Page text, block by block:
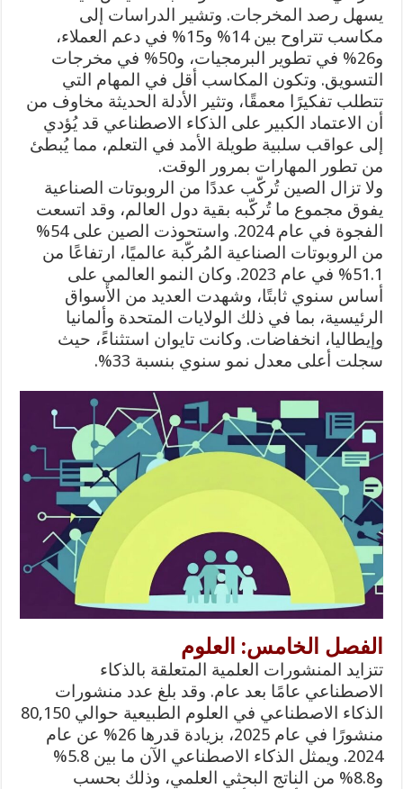
يسهل رصد المخرجات. وتشير الدراسات إلى
مكاسب تتراوح بين 14% و15% في دعم العملاء،
و26% في تطوير البرمجيات، و50% في مخرجات
التسويق. وتكون المكاسب أقل في المهام التي
تتطلب تفكيرًا معمقًا، وتثير الأدلة الحديثة مخاوف من
أن الاعتماد الكبير على الذكاء الاصطناعي قد يُؤدي
إلى عواقب سلبية طويلة الأمد في التعلم، مما يُبطئ
من تطور المهارات بمرور الوقت.
ولا تزال الصين تُركّب عددًا من الروبوتات الصناعية
يفوق مجموع ما تُركّبه بقية دول العالم، وقد اتسعت
الفجوة في عام 2024. واستحوذت الصين على 54%
من الروبوتات الصناعية المُركّبة عالميًا، ارتفاعًا من
51.1% في عام 2023. وكان النمو العالمي على
أساس سنوي ثابتًا، وشهدت العديد من الأسواق
الرئيسية، بما في ذلك الولايات المتحدة وألمانيا
وإيطاليا، انخفاضات. وكانت تايوان استثناءً، حيث
سجلت أعلى معدل نمو سنوي بنسبة 33%.
الفصل الخامس: العلوم
تتزايد المنشورات العلمية المتعلقة بالذكاء
الاصطناعي عامًا بعد عام. وقد بلغ عدد منشورات
الذكاء الاصطناعي في العلوم الطبيعية حوالي 80,150
منشورًا في عام 2025، بزيادة قدرها 26% عن عام
2024. ويمثل الذكاء الاصطناعي الآن ما بين 5.8%
و8.8% من الناتج البحثي العلمي، وذلك بحسب